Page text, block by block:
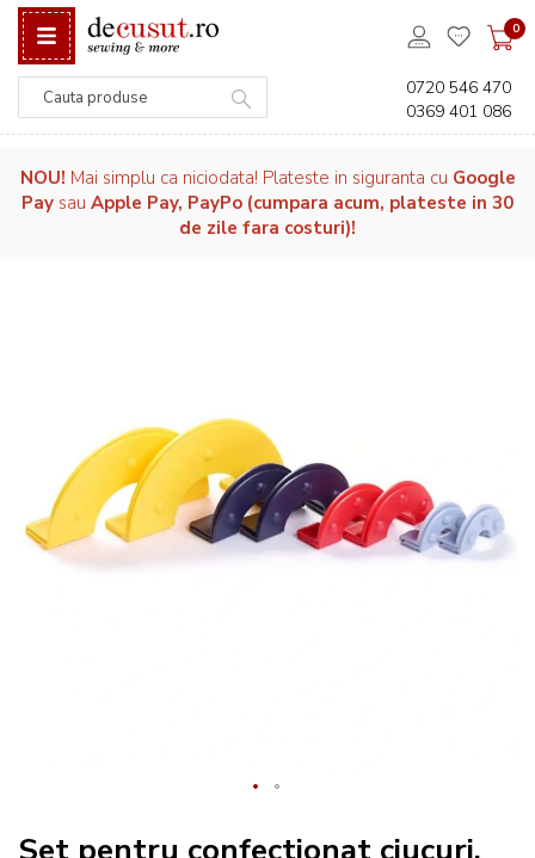
0
0720 546 470
0369 401 086
NOU! Mai simplu ca niciodata! Plateste in siguranta cu Google
Pay sau Apple Pay, PayPo (cumpara acum, plateste in 30
de zile fara costuri)!